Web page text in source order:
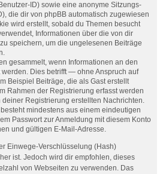
ID) sowie eine anonyme Sitzungs-
die dir von phpBB automatisch zugewiesen
wird erstellt, sobald du Themen besucht
Informationen über die von dir
speichern, um die ungelesenen Beiträge
gesammelt, wenn Informationen an den
werden. Dies betrifft — ohne Anspruch auf
Beispiel Beiträge, die als Gast erstellt
Rahmen der Registrierung erfasst werden
Registrierung erstellten Nachrichten.
mindestens aus einem eindeutigen
Passwort zur Anmeldung mit diesem Konto
und gültigen E-Mail-Adresse.
Einwege-Verschlüsselung (Hash)
ist. Jedoch wird dir empfohlen, dieses
von Webseiten zu verwenden. Das